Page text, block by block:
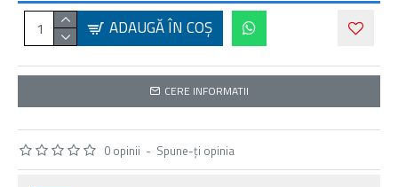
0 opinii - Spune-ţi opinia
ADAUGĂ ÎN COŞ
CERE INFORMATII